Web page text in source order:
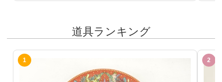
道具ランキング